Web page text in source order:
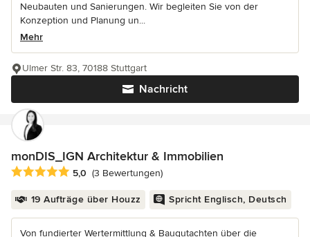
Neubauten und Sanierungen. Wir begleiten Sie von der
Konzeption und Planung un...
Mehr
Nachricht
Ulmer Str. 83, 70188 Stuttgart
monDIS_IGN Architektur & Immobilien
Durchschnittliche Bewertung: 5 von 5 Sternen
5,0 (3 Bewertungen)
19 Aufträge über Houzz Spricht Englisch, Deutsch
Von fundierter Wertermittlung & Baugutachten über die